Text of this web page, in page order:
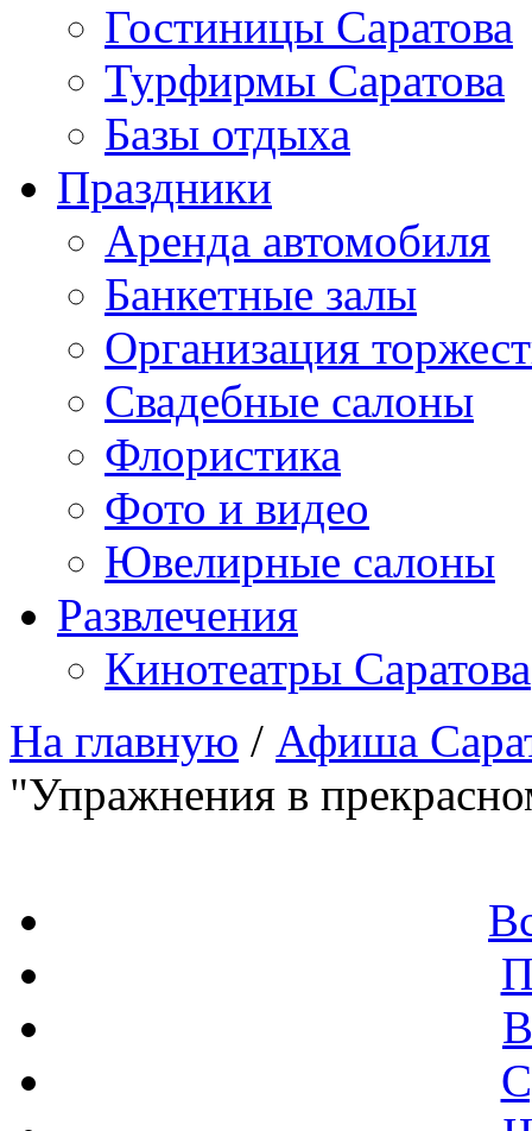
Гостиницы Саратова
Турфирмы Саратова
Базы отдыха
Праздники
Аренда автомобиля
Банкетные залы
Организация
Свадебные салоны
Флористика
Фото и видео
Ювелирные салоны
Развлечения
Кинотеатры Саратова
На главную / Афиша
"Упражнения в